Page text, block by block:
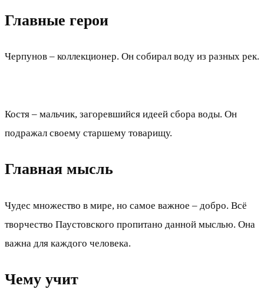
Главные герои
Черпунов – коллекционер. Он собирал воду из разных рек.
Костя – мальчик, загоревшийся идеей сбора воды. Он
подражал своему старшему товарищу.
Главная мысль
Чудес множество в мире, но самое важное – добро. Всё
творчество Паустовского пропитано данной мыслью. Она
важна для каждого человека.
Чему учит